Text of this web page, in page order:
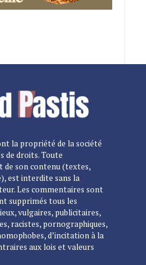
la propriété de la société
de droits. Toute
de son contenu (textes,
est interdite sans la
Les commentaires sont
supprimés tous les
vulgaires, publicitaires,
racistes, pornographiques,
d’incitation à la
aux lois et valeurs